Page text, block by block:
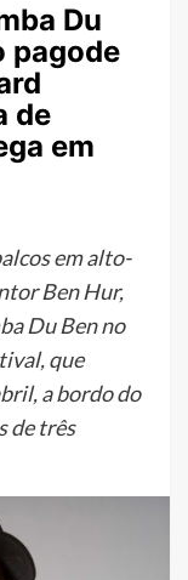
Du
pagode
de
em
em alto-
Ben Hur,
Du Ben no
que
a bordo do
de três